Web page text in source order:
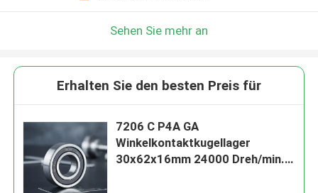
Sehen Sie mehr an
Erhalten Sie den besten Preis für
7206 C P4A GA
Winkelkontaktkugellager
30x62x16mm 24000 Dreh/min.